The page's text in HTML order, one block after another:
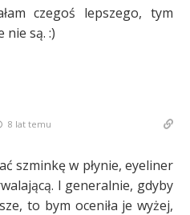
czegoś lepszego, tym
nie są. :)
8 lat temu
szminkę w płynie, eyeliner
I generalnie, gdyby
to bym oceniła je wyżej,